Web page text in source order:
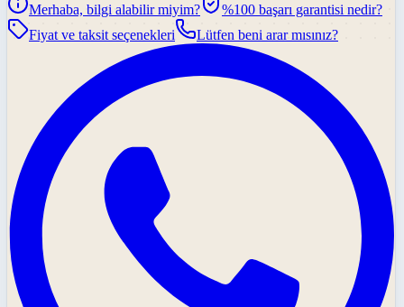
Merhaba, bilgi alabilir miyim?
%100 başarı garantisi nedir?
Fiyat ve taksit seçenekleri
Lütfen beni arar mısınız?